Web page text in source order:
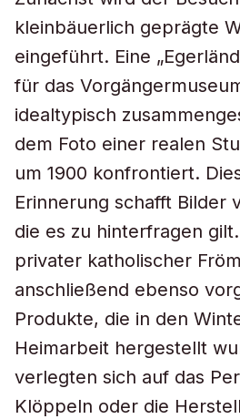
kleinbäuerlich geprägte
eingeführt. Eine
für das
idealtypisch
dem Foto einer realen
um 1900 konfrontiert.
Erinnerung schafft Bilder
die es zu hinterfragen
privater katholischer
anschließend ebenso
Produkte, die in den
Heimarbeit hergestellt
verlegten sich auf das
Klöppeln oder die